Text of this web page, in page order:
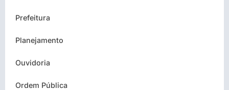
Prefeitura
Planejamento
Ouvidoria
Ordem Pública